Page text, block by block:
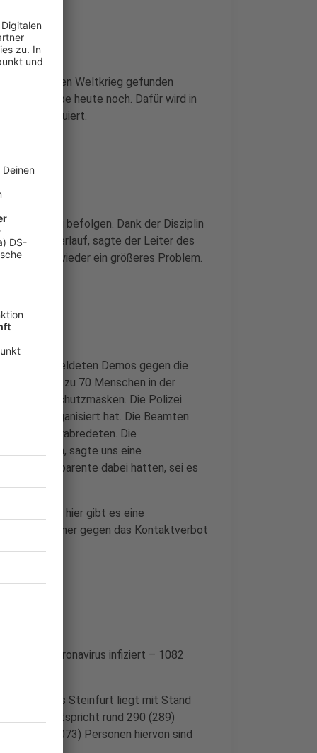
dem Zweiten Weltkrieg gefunden
die Bombe heute noch. Dafür wird in
evakuiert.
auf
weiter zu befolgen. Dank der Disziplin
Verlauf, sagte der Leiter des
schnell wieder ein größeres Problem.
angemeldeten Demos gegen die
bis zu 70 Menschen in der
ohne Schutzmasken. Die Polizei
mitorganisiert hat. Die Beamten
Protest verabredeten. Die
sagte uns eine
und Transparente dabei hatten, sei es
Auch hier gibt es eine
Teilnehmer gegen das Kontaktverbot
mit dem Coronavirus infiziert – 1082
im Kreis Steinfurt liegt mit Stand
– das entspricht rund 290 (289)
1082 (1073) Personen hiervon sind